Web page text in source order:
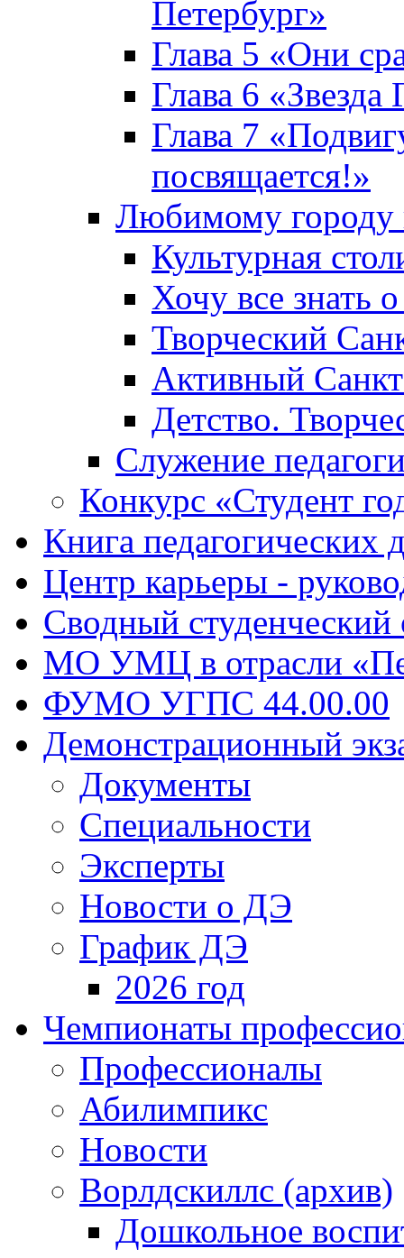
Петербург»
Глава 5 «Они
Глава 6 «Звезда
Глава 7
посвящается!»
Любимому городу
Культурная
Хочу все знать
Творческий
Активный
Детство.
Служение
Конкурс «Студент
Книга педагогических
Центр карьеры -
Сводный
МО УМЦ в отрасли
ФУМО УГПС 44.00.00
Демонстрационный
Документы
Специальности
Эксперты
Новости о ДЭ
График ДЭ
2026 год
Чемпионаты
Профессионалы
Абилимпикс
Новости
Ворлдскиллс (архив)
Дошкольное